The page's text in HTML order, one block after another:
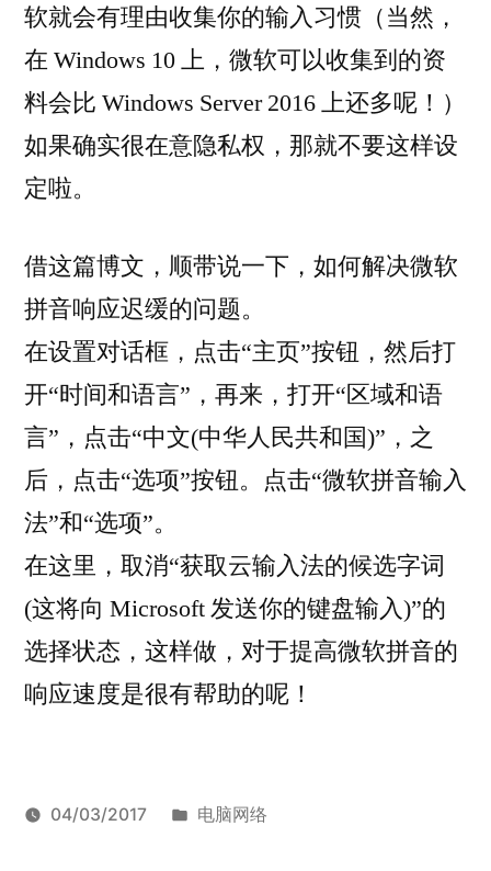
软就会有理由收集你的输入习惯（当然，
在 Windows 10 上，微软可以收集到的资
料会比 Windows Server 2016 上还多呢！）
如果确实很在意隐私权，那就不要这样设
定啦。
借这篇博文，顺带说一下，如何解决微软
拼音响应迟缓的问题。
在设置对话框，点击“主页”按钮，然后打
开“时间和语言”，再来，打开“区域和语
言”，点击“中文(中华人民共和国)”，之
后，点击“选项”按钮。点击“微软拼音输入
法”和“选项”。
在这里，取消“获取云输入法的候选字词
(这将向 Microsoft 发送你的键盘输入)”的
选择状态，这样做，对于提高微软拼音的
响应速度是很有帮助的呢！
04/03/2017
发
电脑网络